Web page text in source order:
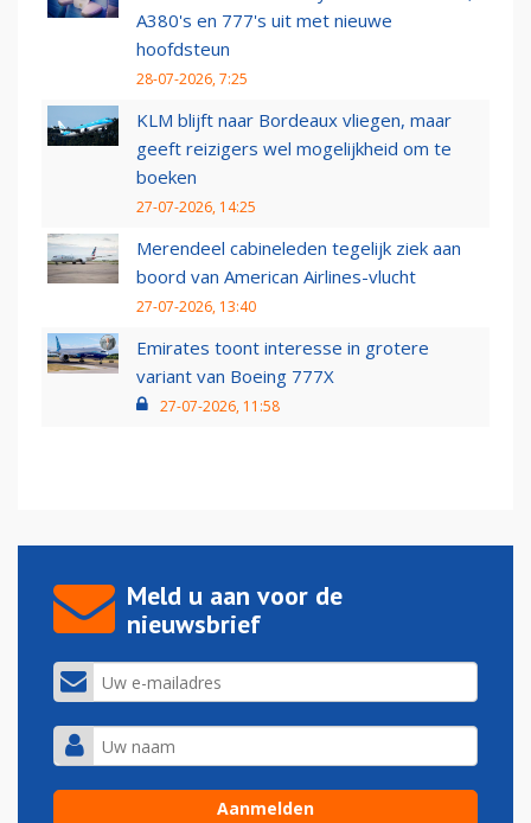
A380's en 777's uit met nieuwe
hoofdsteun
28-07-2026, 7:25
KLM blijft naar Bordeaux vliegen, maar
geeft reizigers wel mogelijkheid om te
boeken
27-07-2026, 14:25
Merendeel cabineleden tegelijk ziek aan
boord van American Airlines-vlucht
27-07-2026, 13:40
Emirates toont interesse in grotere
variant van Boeing 777X
27-07-2026, 11:58
Meld u aan voor de
nieuwsbrief